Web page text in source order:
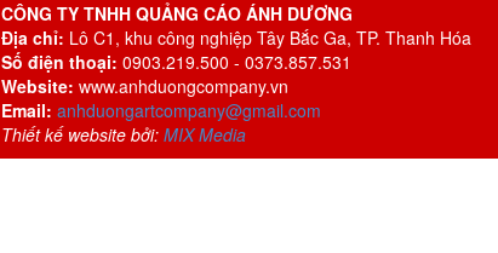
CÔNG TY TNHH QUẢNG CÁO ÁNH DƯƠNG
Địa chỉ: Lô C1, khu công nghiệp Tây Bắc Ga, TP. Thanh Hóa
Số điện thoại: 0903.219.500 - 0373.857.531
Website: www.anhduongcompany.vn
Email: anhduongartcompany@gmail.com
Thiết kế website bởi:MIX Media